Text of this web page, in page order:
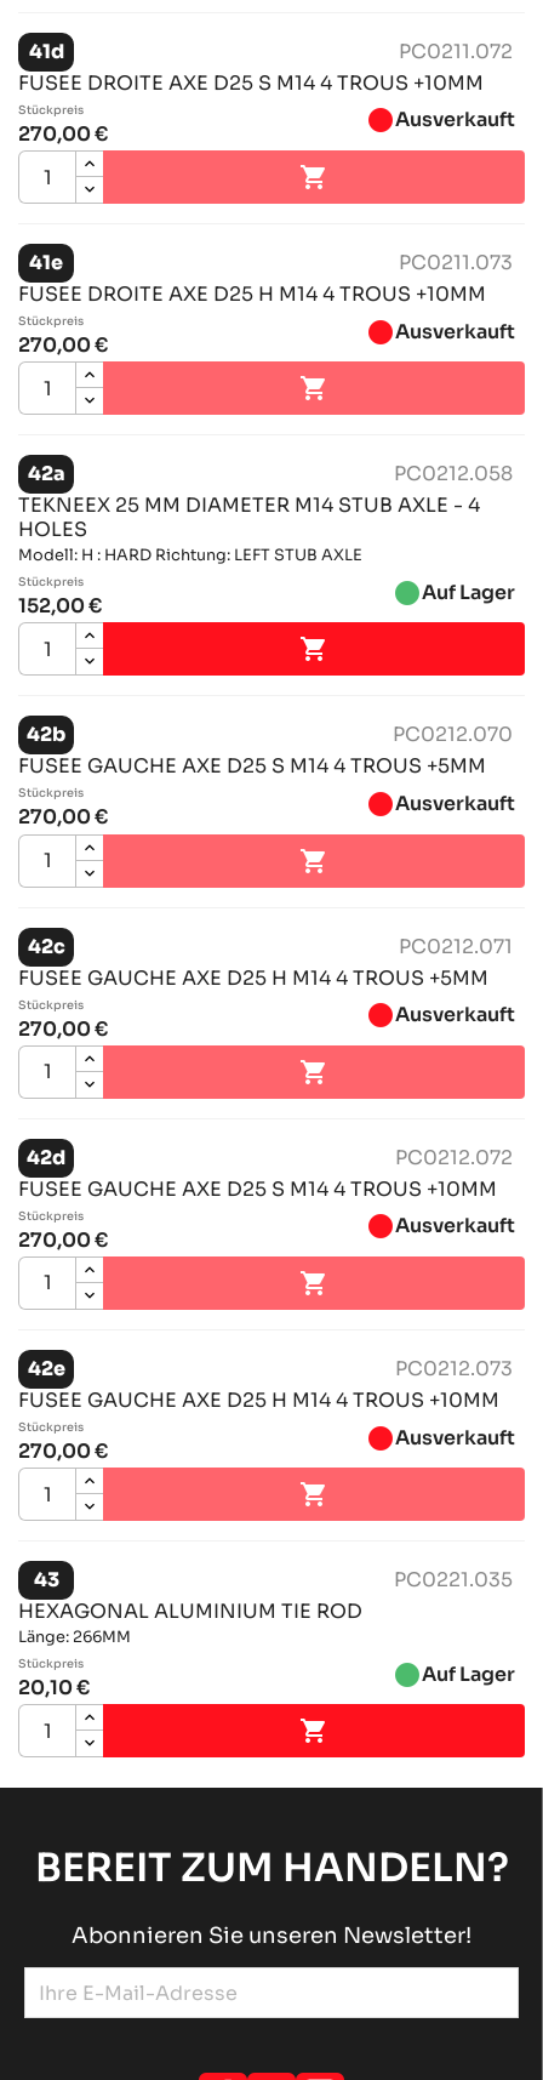
41d
PC0211.072
FUSEE DROITE AXE D25 S M14 4 TROUS +10MM
Stückpreis
270,00 € brightness_1Ausverkauft

41e
PC0211.073
FUSEE DROITE AXE D25 H M14 4 TROUS +10MM
Stückpreis
270,00 € brightness_1Ausverkauft

42a
PC0212.058
TEKNEEX 25 MM DIAMETER M14 STUB AXLE - 4
HOLES
Modell: H : HARD Richtung: LEFT STUB AXLE
Stückpreis
152,00 € brightness_1Auf Lager

42b
PC0212.070
FUSEE GAUCHE AXE D25 S M14 4 TROUS +5MM
Stückpreis
270,00 € brightness_1Ausverkauft

42c
PC0212.071
FUSEE GAUCHE AXE D25 H M14 4 TROUS +5MM
Stückpreis
270,00 € brightness_1Ausverkauft

42d
PC0212.072
FUSEE GAUCHE AXE D25 S M14 4 TROUS +10MM
Stückpreis
270,00 € brightness_1Ausverkauft

42e
PC0212.073
FUSEE GAUCHE AXE D25 H M14 4 TROUS +10MM
Stückpreis
270,00 € brightness_1Ausverkauft

43
PC0221.035
HEXAGONAL ALUMINIUM TIE ROD
Länge: 266MM
Stückpreis
20,10 € brightness_1Auf Lager

BEREIT ZUM HANDELN?
Abonnieren Sie unseren Newsletter!